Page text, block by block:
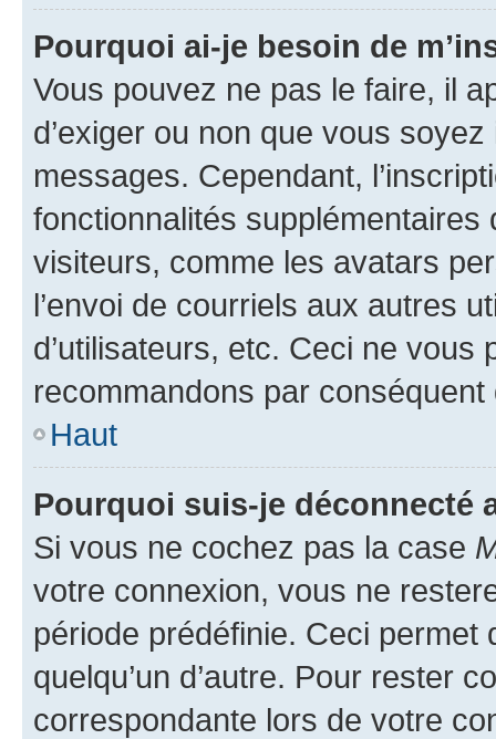
Pourquoi ai-je besoin de
Vous pouvez ne pas le faire, il
d’exiger ou non que vous
messages. Cependant,
fonctionnalités
visiteurs, comme les avatars
l’envoi de courriels aux autres
d’utilisateurs, etc. Ceci ne vous
recommandons par conséquent
Haut
Pourquoi suis-je déconnecté
Si vous ne cochez pas la case
votre connexion, vous ne
période prédéfinie. Ceci permet
quelqu’un d’autre. Pour rester
correspondante lors de votre